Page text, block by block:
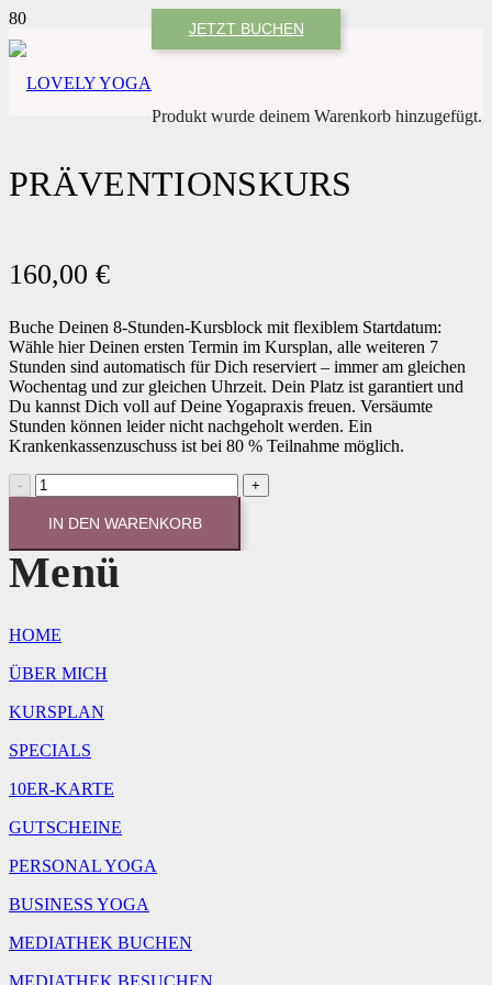
JETZT BUCHEN
Produkt wurde deinem Warenkorb hinzugefügt.
PRÄVENTIONSKURS
160,00 €
Buche Deinen 8-Stunden-Kursblock mit flexiblem Startdatum:
Wähle hier Deinen ersten Termin im Kursplan, alle weiteren 7
Stunden sind automatisch für Dich reserviert – immer am gleichen
Wochentag und zur gleichen Uhrzeit. Dein Platz ist garantiert und
Du kannst Dich voll auf Deine Yogapraxis freuen. Versäumte
Stunden können leider nicht nachgeholt werden. Ein
Krankenkassenzuschuss ist bei 80 % Teilnahme möglich.
PRÄVENTIONSKURS
Menge
IN DEN WARENKORB
Menü
HOME
ÜBER MICH
KURSPLAN
SPECIALS
10ER-KARTE
GUTSCHEINE
PERSONAL YOGA
BUSINESS YOGA
MEDIATHEK BUCHEN
MEDIATHEK BESUCHEN